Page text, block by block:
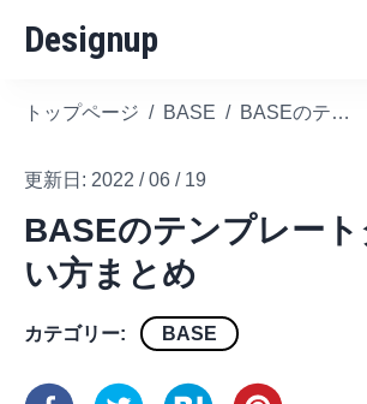
Designup
トップページ / BASE / BASEのテンプレートタグの使い方まとめ
更新日: 2022 / 06 / 19
BASEのテンプレー
い方まとめ
カテゴリー: BASE